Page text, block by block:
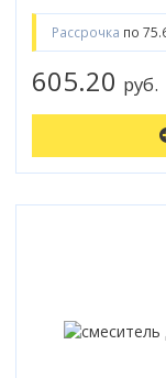
Рассрочка по
605.20 руб.